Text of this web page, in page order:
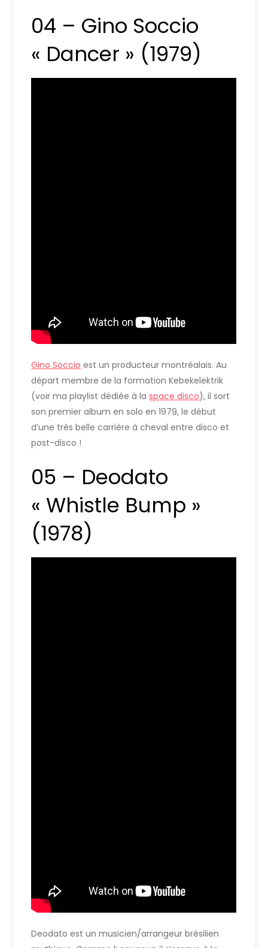
04 – Gino Soccio
« Dancer » (1979)
Gino Soccio est un producteur montréalais. Au
départ membre de la formation Kebekelektrik
(voir ma playlist dédiée à laspace disco), il sort
son premier album en solo en 1979, le début
d’une très belle carrière à cheval entre disco et
post-disco !
05 – Deodato
« Whistle Bump »
(1978)
Deodato est un musicien/arrangeur brésilien